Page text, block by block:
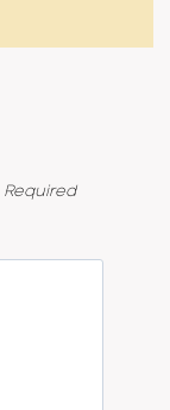
Required